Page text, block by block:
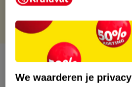
Over dit product
Productinformatie
We waarderen je privacy